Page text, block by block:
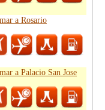
a Rosario
a Palacio San Jose